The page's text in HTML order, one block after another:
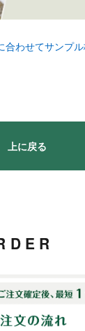
合わせてサンプ
上に戻る